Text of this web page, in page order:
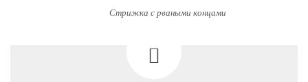
Стрижка с рваными концами